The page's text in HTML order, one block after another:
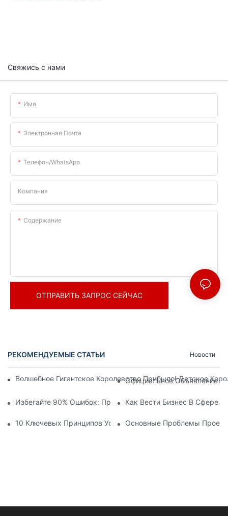
Свяжись с нами
Имя
Электронная Почта
Телефон/WhatsApp
Компания
Содержание
ОТПРАВИТЬ ЗАПРОС СЕЙЧАС
РЕКОМЕНДУЕМЫЕ СТАТЬИ Новости
Волшебное Гигантское Королевство Прибыло! Детское
Официальное Объявление |
Избегайте 90% Ошибок: При Инвестировании В
Как Вести Бизнес В Сфере
10 Ключевых Принципов Успешного Проектирования
Основные Проблемы